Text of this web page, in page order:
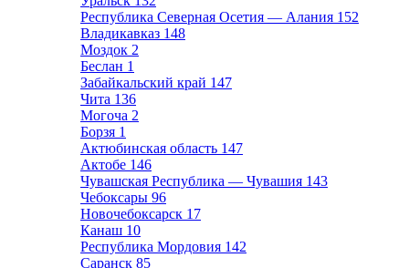
Республика Северная Осетия — Алания 152
Владикавказ 148
Моздок 2
Беслан 1
Забайкальский край 147
Чита 136
Могоча 2
Борзя 1
Актюбинская область 147
Актобе 146
Чувашская Республика — Чувашия 143
Чебоксары 96
Новочебоксарск 17
Канаш 10
Республика Мордовия 142
Саранск 85